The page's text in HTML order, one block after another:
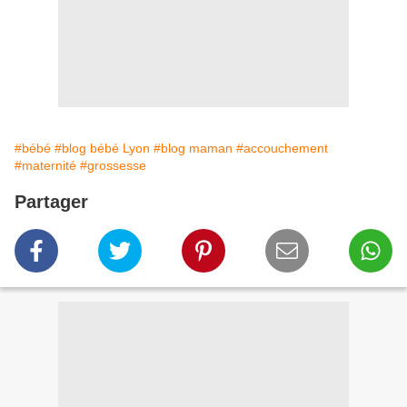
#bébé #blog bébé Lyon #blog maman #accouchement
#maternité #grossesse
Partager